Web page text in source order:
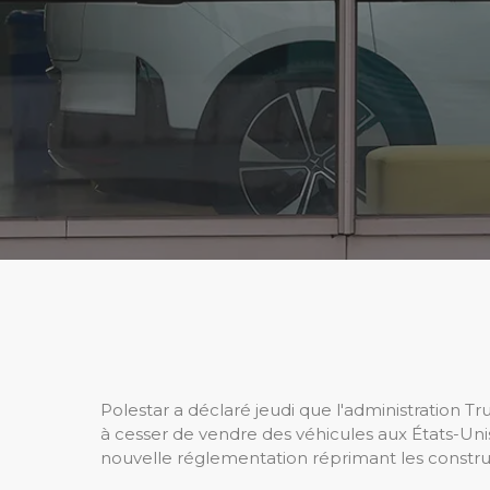
Polestar a déclaré jeudi que l'administration
à cesser de vendre des véhicules aux États-
nouvelle réglementation réprimant les